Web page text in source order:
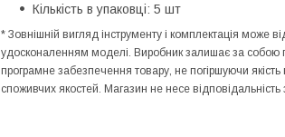
Кількість в упаковці: 5 шт
* Зовнішній вигляд інструменту і комплектація може
удосконаленням моделі. Виробник залишає за собою
програмне забезпечення товару, не погіршуючи
споживчих якостей. Магазин не несе